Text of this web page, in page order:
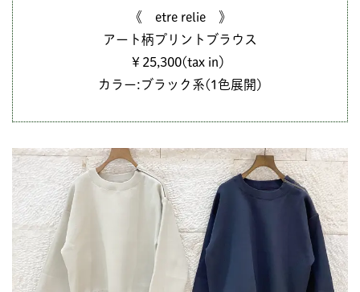
《 etre relie 》
アート柄プリントブラウス
￥25,300(tax in）
カラー:ブラック系(1色展開)